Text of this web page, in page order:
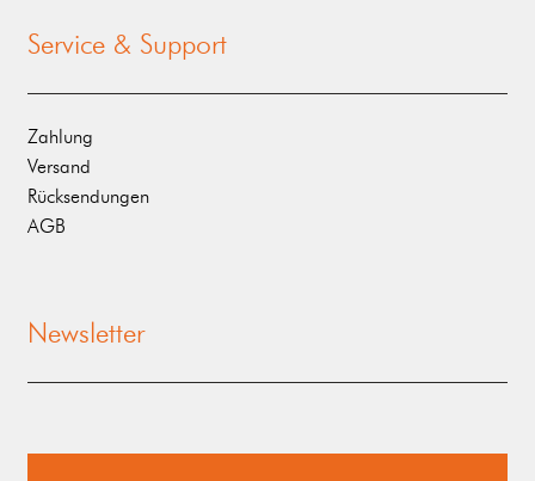
Service & Support
Zahlung
Versand
Rücksendungen
AGB
Newsletter